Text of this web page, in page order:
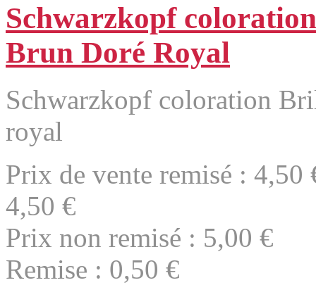
Schwarzkopf
Brun Doré Royal
Schwarzkopf coloration
royal
Prix de vente remisé : 4,50
4,50 €
Prix non remisé : 5,00 €
Remise : 0,50 €